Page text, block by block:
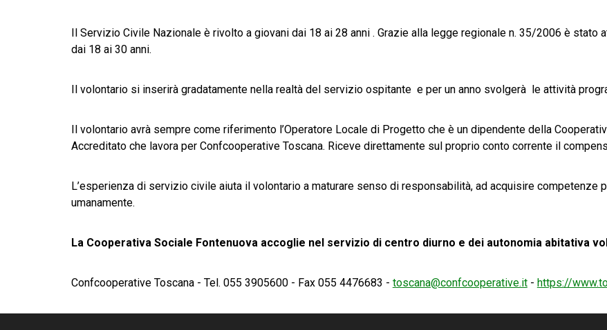
Il Servizio Civile Nazionale è rivolto a giovani dai 18 ai 28 anni . Grazie alla legge regionale n. 35/2006 è stato
dai 18 ai 30 anni.
Il volontario si inserirà gradatamente nella realtà del servizio ospitante e per un anno svolgerà le attività
Il volontario avrà sempre come riferimento l’Operatore Locale di Progetto che è un dipendente della
Accreditato che lavora per Confcooperative Toscana. Riceve direttamente sul proprio conto corrente il
L’esperienza di servizio civile aiuta il volontario a maturare senso di responsabilità, ad acquisire competenze
umanamente.
La Cooperativa Sociale Fontenuova accoglie nel servizio di centro diurno e dei autonomia abitativa
Confcooperative Toscana - Tel. 055 3905600 - Fax 055 4476683 - toscana@confcooperative.it- https://